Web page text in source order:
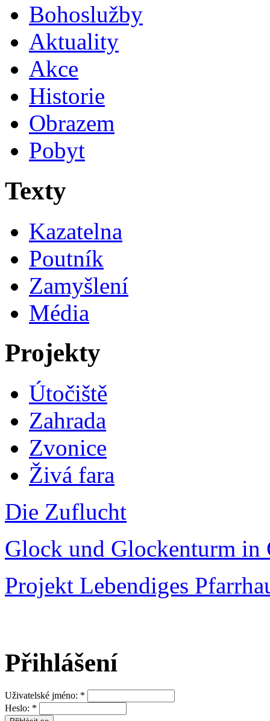
Bohoslužby
Aktuality
Akce
Historie
Obrazem
Pobyt
Texty
Kazatelna
Poutník
Zamyšlení
Média
Projekty
Útočiště
Zahrada
Zvonice
Živá fara
Die Zuflucht
Glock und Glockenturm in
Projekt Lebendiges
Přihlášení
Uživatelské jméno: *
Heslo: *